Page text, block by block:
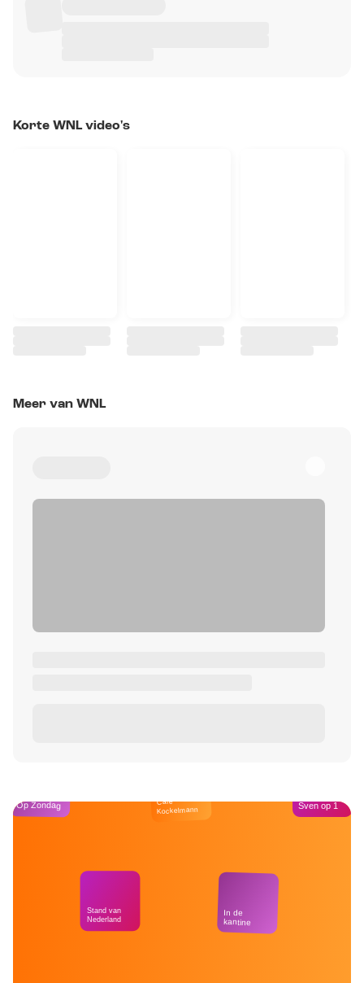
Korte WNL video's
Meer van WNL
Op Zondag
Stand van
Nederland
Café
Kockelmann
In de
kantine
Sven op 1